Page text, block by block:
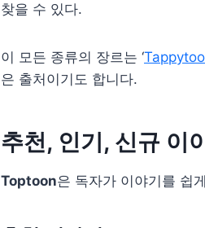
찾을 수 있다.
이 모든 종류의 장르는 ‘
은 출처이기도 합니다.
추천, 인기, 신규 이
Toptoon은 독자가 이야기를 쉽